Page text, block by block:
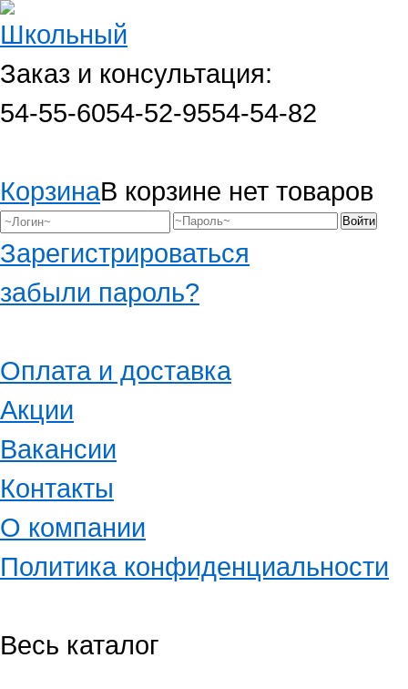
Заказ и консультация:
54-55-6054-52-9554-54-82
КорзинаВ корзине нет товаров
Зарегистрироваться
забыли пароль?
Оплата и доставка
Акции
Вакансии
Контакты
О компании
Политика конфиденциальности
Весь каталог